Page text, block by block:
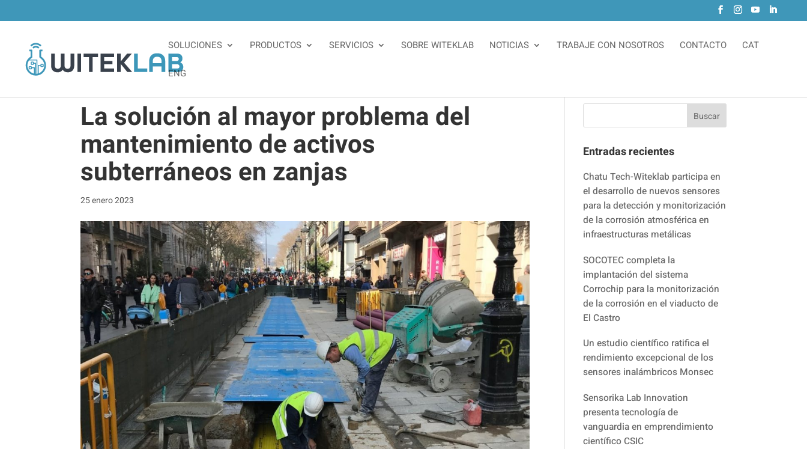
SOLUCIONES PRODUCTOS SERVICIOS SOBRE WITEKLAB NOTICIAS TRABAJE CON NOSOTROS CONTACTO CAT
ENG
La solución al mayor problema del
mantenimiento de activos
subterráneos en zanjas
25 enero 2023
Entradas recientes
Chatu Tech-Witeklab participa en
el desarrollo de nuevos sensores
para la detección y monitorización
de la corrosión atmosférica en
infraestructuras metálicas
SOCOTEC completa la
implantación del sistema
Corrochip para la monitorización
de la corrosión en el viaducto de
El Castro
Un estudio científico ratifica el
rendimiento excepcional de los
sensores inalámbricos Monsec
Sensorika Lab Innovation
presenta tecnología de
vanguardia en emprendimiento
científico CSIC